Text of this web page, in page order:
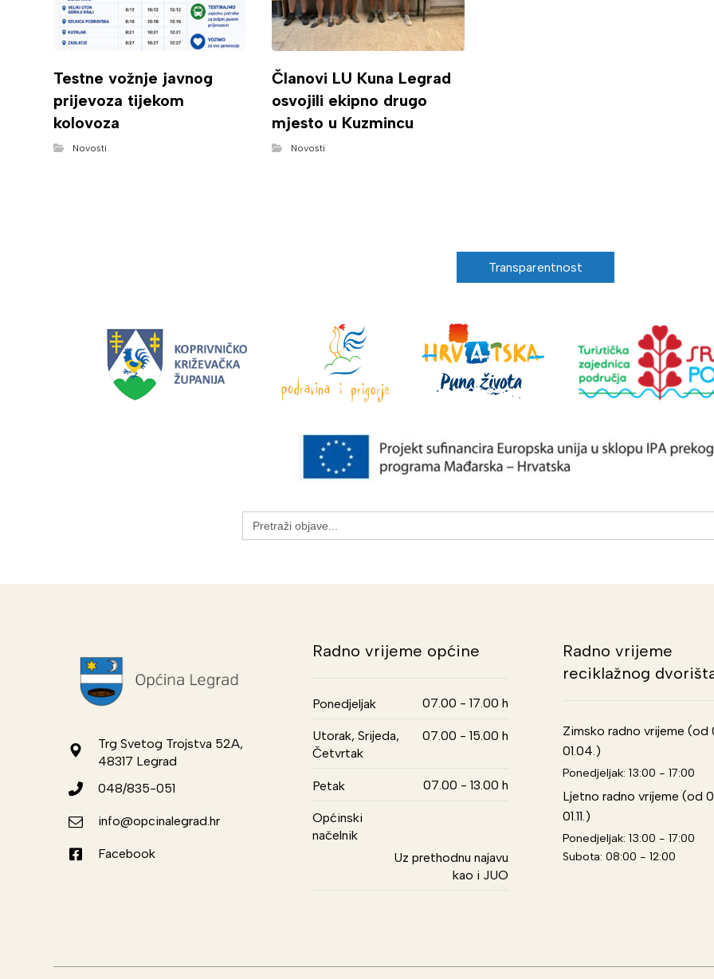
Testne vožnje javnog
prijevoza tijekom
kolovoza
Novosti
Članovi LU Kuna Legrad
osvojili ekipno drugo
mjesto u Kuzmincu
Novosti
Transparentnost
Search
for:
Trg Svetog Trojstva 52A,
48317 Legrad
048/835-051
info@opcinalegrad.hr
Facebook
Radno vrijeme općine
Ponedjeljak 07.00 - 17.00 h
Utorak, Srijeda,
Četvrtak
07.00 - 15.00 h
Petak 07.00 - 13.00 h
Općinski
načelnik
Uz prethodnu najavu
kao i JUO
Radno vrijeme
reciklažnog
Zimsko radno vrijeme (od
01.04.)
Ponedjeljak: 13:00 - 17:00
Ljetno radno vrijeme (od
01.11.)
Ponedjeljak: 13:00 - 17:00
Subota: 08:00 - 12:00